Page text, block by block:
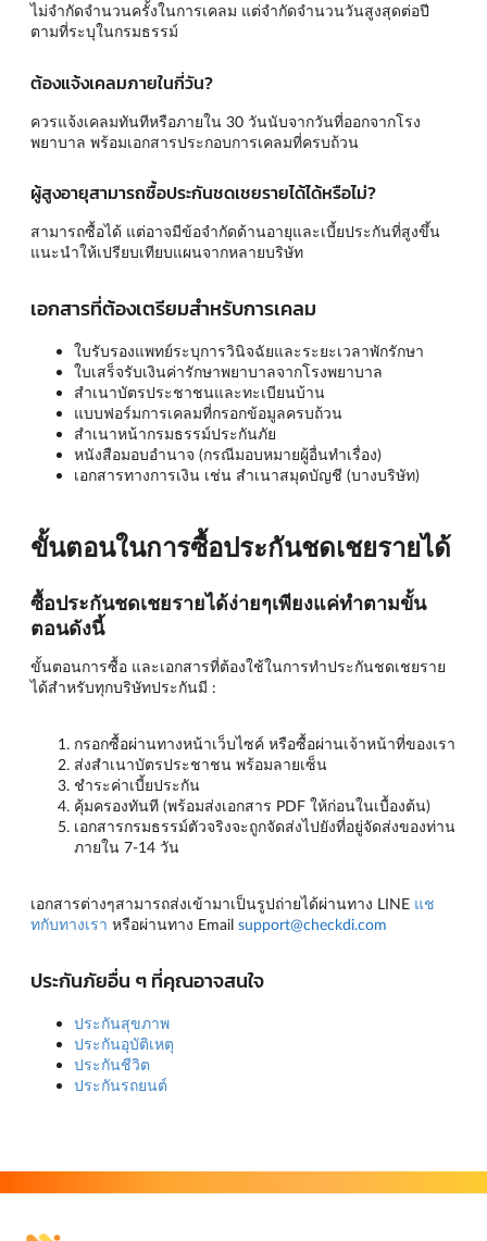
ไม่จำกัดจำนวนครั้งในการเคลม แต่จำกัดจำนวนวันสูงสุดต่อปี
ตามที่ระบุในกรมธรรม์
ต้องแจ้งเคลมภายในกี่วัน?
ควรแจ้งเคลมทันทีหรือภายใน 30 วันนับจากวันที่ออกจากโรง
พยาบาล พร้อมเอกสารประกอบการเคลมที่ครบถ้วน
ผู้สูงอายุสามารถซื้อประกันชดเชยรายได้ได้หรือไม่?
สามารถซื้อได้ แต่อาจมีข้อจำกัดด้านอายุและเบี้ยประกันที่สูงขึ้น
แนะนำให้เปรียบเทียบแผนจากหลายบริษัท
เอกสารที่ต้องเตรียมสำหรับการเคลม
ใบรับรองแพทย์ระบุการวินิจฉัยและระยะเวลาพักรักษา
ใบเสร็จรับเงินค่ารักษาพยาบาลจากโรงพยาบาล
สำเนาบัตรประชาชนและทะเบียนบ้าน
แบบฟอร์มการเคลมที่กรอกข้อมูลครบถ้วน
สำเนาหน้ากรมธรรม์ประกันภัย
หนังสือมอบอำนาจ (กรณีมอบหมายผู้อื่นทำเรื่อง)
เอกสารทางการเงิน เช่น สำเนาสมุดบัญชี (บางบริษัท)
ขั้นตอนในการซื้อประกันชดเชยรายได้
ซื้อประกันชดเชยรายได้ง่ายๆเพียงแค่ทำตามขั้น
ตอนดังนี้
ขั้นตอนการซื้อ และเอกสารที่ต้องใช้ในการทำประกันชดเชยราย
ได้สำหรับทุกบริษัทประกันมี :
กรอกซื้อผ่านทางหน้าเว็บไซค์ หรือซื้อผ่านเจ้าหน้าที่ของเรา
ส่งสำเนาบัตรประชาชน พร้อมลายเซ็น
ชำระค่าเบี้ยประกัน
คุ้มครองทันที (พร้อมส่งเอกสาร PDF ให้ก่อนในเบื้องต้น)
เอกสารกรมธรรม์ตัวจริงจะถูกจัดส่งไปยังที่อยู่จัดส่งของท่าน
ภายใน 7-14 วัน
เอกสารต่างๆสามารถส่งเข้ามาเป็นรูปถ่ายได้ผ่านทาง LINE แช
ทกับทางเรา หรือผ่านทาง Email support@checkdi.com
ประกันภัยอื่น ๆ ที่คุณอาจสนใจ
ประกันสุขภาพ
ประกันอุบัติเหตุ
ประกันชีวิต
ประกันรถยนต์